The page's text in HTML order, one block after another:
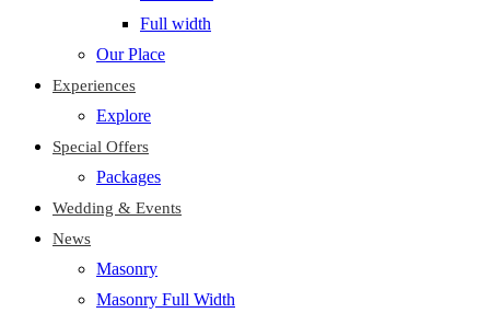
Full width
Our Place
Experiences
Explore
Special Offers
Packages
Wedding & Events
News
Masonry
Masonry Full Width